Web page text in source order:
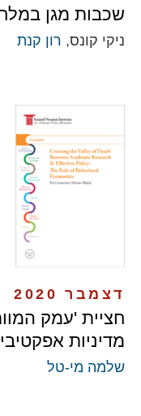
שכבות מגן
ניקי קונס, רון קנת
דצמבר 2020
חציית 'עמק
מדיניות
שלמה מי-טל